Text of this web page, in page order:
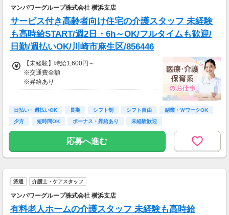
よって異なる）
※日払いも週払いOK（規定あり）
（稼働開始時は手続き完了次第となります）
週払い：金曜日締め最短翌週火曜日にお給料GE
T♪
※交通費：別途全額支給
マンパワーグループ株式会社 横浜支店
サービス付き高齢者向け住宅の介護スタッフ 未経験
も高時給START/週2日・6h～OK/フルタイムも歓迎/
日勤/週払いOK/川崎市麻生区/856446
【未経験】時給1,600円～
※交通費全額
※昇給あり
◎日勤／未経験の場合
・日収(1,600*8)円（時給1,600円×8h）
※資格手当あり（時給50円～UP/資格の種類に
よって異なる）
日払い・週払いOK 長期 シフト制 シフト自由
副業・ＷワークOK
夕方
短時間OK ボーナス・昇給あり 未経験歓迎
応募へ進む
派遣 介護士・ケアスタッフ
マンパワーグループ株式会社 横浜支店
有料老人ホームの介護スタッフ 未経験も高時給